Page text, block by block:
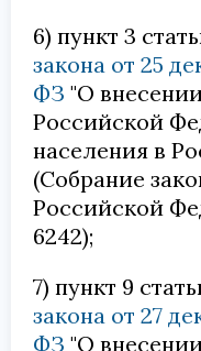
6) пункт 3
закона от 25
ФЗ "О
Российской
населения в
(Собрание
Российской
6242);
7) пункт 9
закона от 27
ФЗ "О